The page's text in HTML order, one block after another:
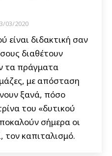
03/2020
είναι διδακτική σαν
διαθέτουν
τα πράγματα
με απόσταση
ξανά, πόσο
του «δυτικού
σήμερα οι
τον καπιταλισμό.